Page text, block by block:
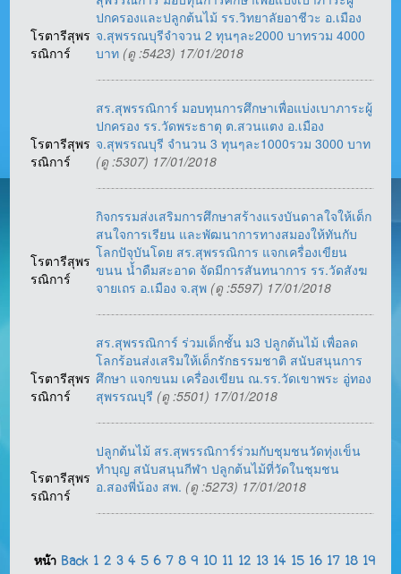
โรตารีสุพร
รณิการ์
ปกครองและปลูกต้นไม้ รร.วิทยาลัยอาชีวะ อ.เมือง
จ.สุพรรณบุรีจำจวน 2 ทุนๆละ2000 บาทรวม 4000
บาท (ดู :5423) 17/01/2018
โรตารีสุพร
รณิการ์
สร.สุพรรณิการ์ มอบทุนการศึกษาเพื่อแบ่งเบาภาระผู้
ปกครอง รร.วัดพระธาตุ ต.สวนแตง อ.เมือง
จ.สุพรรณบุรี จำนวน 3 ทุนๆละ1000รวม 3000 บาท
(ดู :5307) 17/01/2018
โรตารีสุพร
รณิการ์
กิจกรรมส่งเสริมการศึกษาสร้างแรงบันดาลใจให้เด็ก
สนใจการเรียน และพัฒนาการทางสมองให้ทันกับ
โลกปัจุบันโดย สร.สุพรรณิการ แจกเครื่องเขียน
ขนน น้ำดืมสะอาด จัดมีการสันทนาการ รร.วัดสังฆ
จายเถร อ.เมือง จ.สุพ (ดู :5597) 17/01/2018
โรตารีสุพร
รณิการ์
สร.สุพรรณิการ์ ร่วมเด็กชั้น ม3 ปลูกต้นไม้ เพื่อลด
โลกร้อนส่งเสริมให้เด็กรักธรรมชาติ สนับสนุนการ
ศึกษา แจกขนม เครื่องเขียน ณ.รร.วัดเขาพระ อู่ทอง
สุพรรณบุรี (ดู :5501) 17/01/2018
โรตารีสุพร
รณิการ์
ปลูกต้นไม้ สร.สุพรรณิการ์ร่วมกับชุมชนวัดทุ่งเข็น
ทำบุญ สนับสนุนกีฬา ปลูกต้นไม้ที่วัดในชุมชน
อ.สองพี่น้อง สพ. (ดู :5273) 17/01/2018
หน้า Back 1 2 3 4 5 6 7 8 9 10 11 12 13 14 15 16 17 18 19